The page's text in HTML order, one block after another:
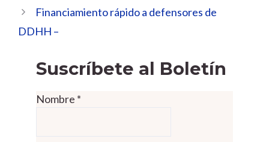
Financiamiento rápido a defensores de
DDHH –
Suscríbete al Boletín
Nombre *